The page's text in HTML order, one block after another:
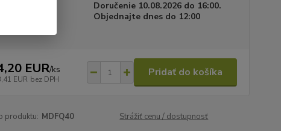
Doručenie 10.08.2026 do 16:00.
Objednajte dnes do 12:00
EUR/ks
EUR bez DPH
Pridať do košíka
produktu: MDFQ40 Strážiť cenu / dostupnosť